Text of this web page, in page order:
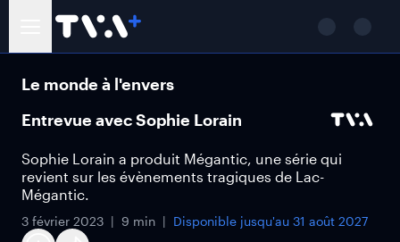
Le monde à l'envers
Entrevue avec Sophie Lorain
Sophie Lorain a produit Mégantic, une série qui
revient sur les évènements tragiques de Lac-
Mégantic.
3 février 2023 9 min Disponible jusqu'au 31 août 2027